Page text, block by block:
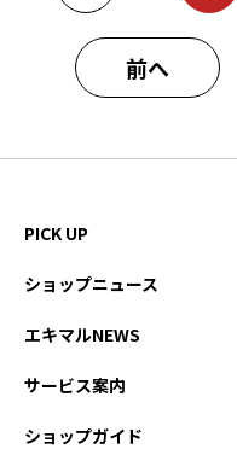
前へ
PICK UP
ショップニュース
エキマルNEWS
サービス案内
ショップガイド